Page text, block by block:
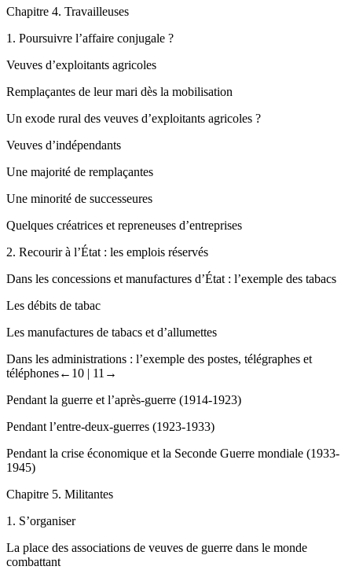
Chapitre 4. Travailleuses
1. Poursuivre l’affaire conjugale ?
Veuves d’exploitants agricoles
Remplaçantes de leur mari dès la mobilisation
Un exode rural des veuves d’exploitants agricoles ?
Veuves d’indépendants
Une majorité de remplaçantes
Une minorité de successeures
Quelques créatrices et repreneuses d’entreprises
2. Recourir à l’État : les emplois réservés
Dans les concessions et manufactures d’État : l’exemple des tabacs
Les débits de tabac
Les manufactures de tabacs et d’allumettes
Dans les administrations : l’exemple des postes, télégraphes et
téléphones←10 | 11→
Pendant la guerre et l’après-guerre (1914-1923)
Pendant l’entre-deux-guerres (1923-1933)
Pendant la crise économique et la Seconde Guerre mondiale (1933-
1945)
Chapitre 5. Militantes
1. S’organiser
La place des associations de veuves de guerre dans le monde
combattant